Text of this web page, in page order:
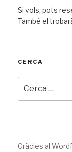
Si vols, pots
També el
CERCA
Gràcies al